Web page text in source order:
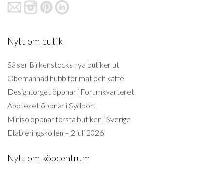
Nytt om butik
Så ser Birkenstocks nya butiker ut
Obemannad hubb för mat och kaffe
Designtorget öppnar i Forumkvarteret
Apoteket öppnar i Sydport
Miniso öppnar första butiken i Sverige
Etableringskollen – 2 juli 2026
Nytt om köpcentrum